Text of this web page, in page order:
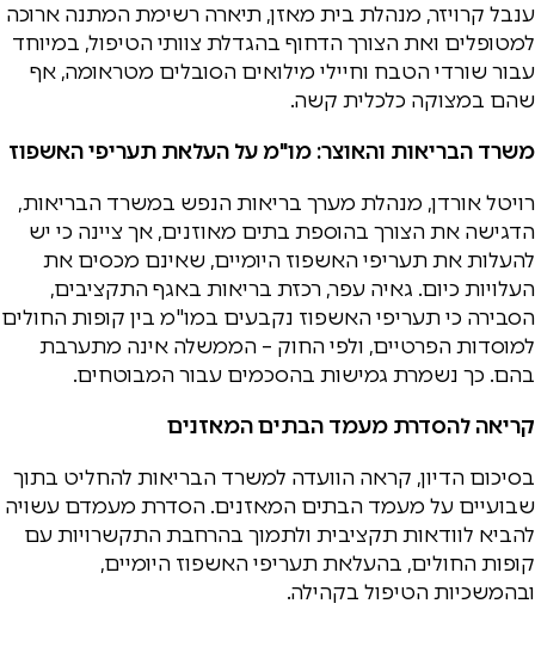
ענבל קרויזר, מנהלת בית מאזן, תיארה רשימת המתנה ארוכה
למטופלים ואת הצורך הדחוף בהגדלת צוותי הטיפול, במיוחד
עבור שורדי הטבח וחיילי מילואים הסובלים מטראומה, אף
שהם במצוקה כלכלית קשה.
משרד הבריאות והאוצר: מו"מ על העלאת תעריפי האשפוז
רויטל אורדן, מנהלת מערך בריאות הנפש במשרד הבריאות,
הדגישה את הצורך בהוספת בתים מאוזנים, אך ציינה כי יש
להעלות את תעריפי האשפוז היומיים, שאינם מכסים את
העלויות כיום. גאיה עפר, רכזת בריאות באגף התקציבים,
הסבירה כי תעריפי האשפוז נקבעים במו"מ בין קופות החולים
למוסדות הפרטיים, ולפי החוק – הממשלה אינה מתערבת
בהם. כך נשמרת גמישות בהסכמים עבור המבוטחים.
קריאה להסדרת מעמד הבתים המאזנים
בסיכום הדיון, קראה הוועדה למשרד הבריאות להחליט בתוך
שבועיים על מעמד הבתים המאזנים. הסדרת מעמדם עשויה
להביא לוודאות תקציבית ולתמוך בהרחבת התקשרויות עם
קופות החולים, בהעלאת תעריפי האשפוז היומיים,
ובהמשכיות הטיפול בקהילה.